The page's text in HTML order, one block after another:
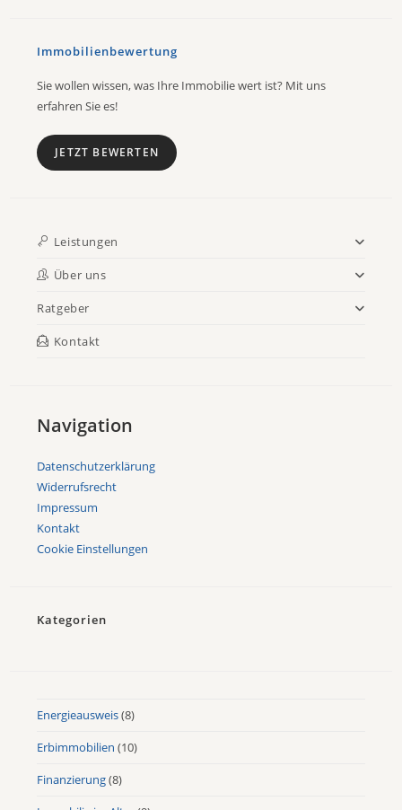
Immobilienbewertung
Sie wollen wissen, was Ihre Immobilie wert ist? Mit uns
erfahren Sie es!
JETZT BEWERTEN
Leistungen
Über uns
Ratgeber
Kontakt
Navigation
Datenschutzerklärung
Widerrufsrecht
Impressum
Kontakt
Cookie Einstellungen
Kategorien
Energieausweis(8)
Erbimmobilien (10)
Finanzierung(8)